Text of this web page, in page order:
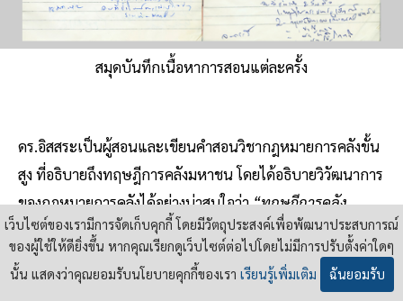
สมุดบันทึกเนื้อหาการสอนแต่ละครั้ง
ดร.อิสสระเป็นผู้สอนและเขียนคำสอนวิชากฎหมายการคลังขั้น
สูง ที่อธิบายถึงทฤษฎีการคลังมหาชน โดยได้อธิบายวิวัฒนาการ
ของกฎหมายการคลังได้อย่างน่าสนใจว่า“ทฤษฎีการคลัง
มหาชน เป็นวิทยาศาสตร์การคลัง (The Science of Finance )
ที่พัฒนามาในคริสต์ศตวรรษที่ 19 จากการที่นักปราชญ์ของ
ประเทศตะวันตกในประเทศภาคพื้นทวีปยุโรปและอังกฤษได้
เว็บไซต์ของเรามีการจัดเก็บคุกกี้ โดยมีวัตถุประสงค์เพื่อพัฒนาประสบการณ์
ของผู้ใช้ให้ดียิ่งขึ้น หากคุณเรียกดูเว็บไซต์ต่อไปโดยไม่มีการปรับตั้งค่าใดๆ
นั้น แสดงว่าคุณยอมรับนโยบายคุกกี้ของเรา เรียนรู้เพิ่มเติม ฉันยอมรับ